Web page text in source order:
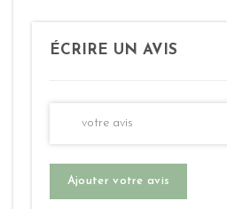
ÉCRIRE UN AVIS
Ajouter votre avis